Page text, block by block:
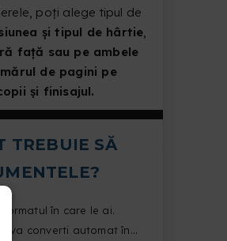
poți alege tipul de
și tipul de hârtie,
față sau pe ambele
de pagini pe
și finisajul.
TREBUIE SĂ
formatul în care le ai.
va converti automat în